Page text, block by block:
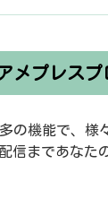
メプレス
の機能で、様
信まであなた